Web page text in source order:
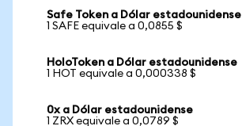
Safe Token a Dólar estadounidense
1 SAFE equivale a 0,0855 $
HoloToken a Dólar estadounidense
1 HOT equivale a 0,000338 $
0x a Dólar estadounidense
1 ZRX equivale a 0,0789 $